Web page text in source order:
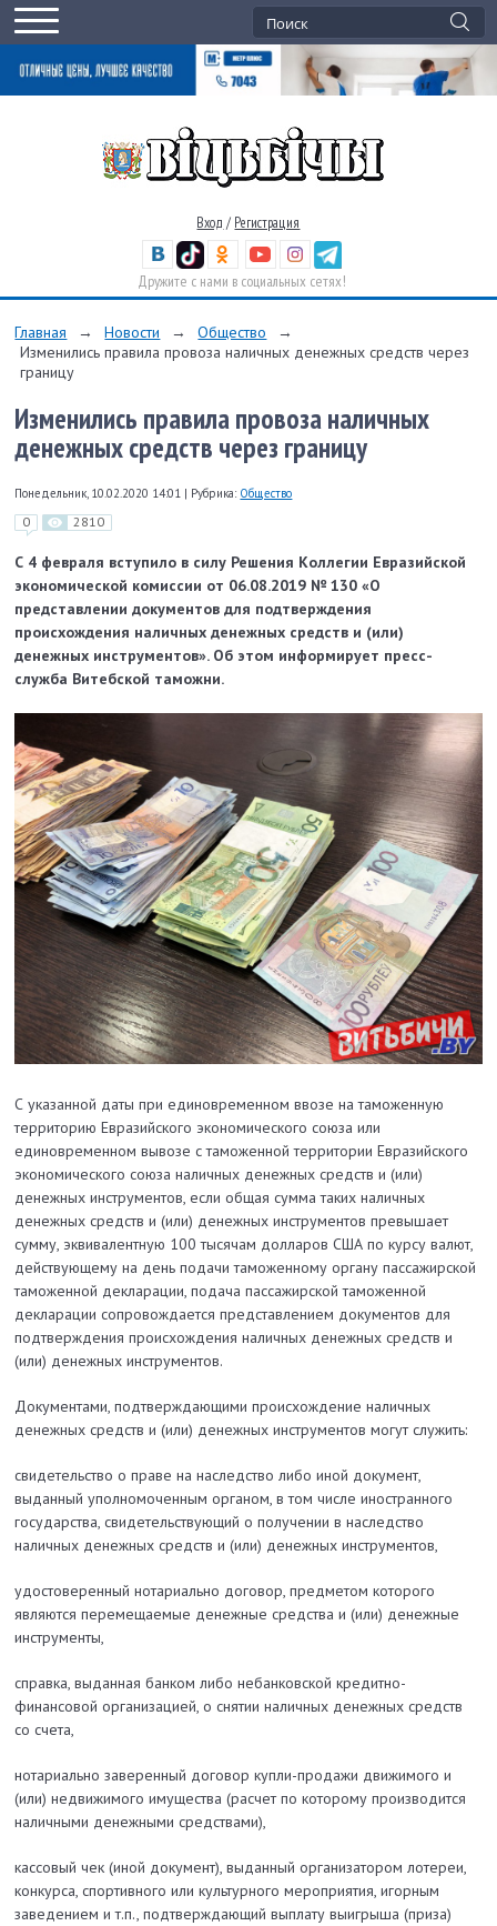
Вход / Регистрация
Дружите с нами в социальных сетях!
Главная → Новости → Общество
→
Изменились правила провоза наличных денежных средств через
границу
Изменились правила провоза наличных
денежных средств через границу
Понедельник, 10.02.2020 14:01 | Рубрика: Общество
0 2810
С 4 февраля вступило в силу Решения Коллегии Евразийской
экономической комиссии от 06.08.2019 № 130 «О
представлении документов для подтверждения
происхождения наличных денежных средств и (или)
денежных инструментов». Об этом информирует пресс-
служба Витебской таможни.
С указанной даты при единовременном ввозе на таможенную
территорию Евразийского экономического союза или
единовременном вывозе с таможенной территории Евразийского
экономического союза наличных денежных средств и (или)
денежных инструментов, если общая сумма таких наличных
денежных средств и (или) денежных инструментов превышает
сумму, эквивалентную 100 тысячам долларов США по курсу валют,
действующему на день подачи таможенному органу пассажирской
таможенной декларации, подача пассажирской таможенной
декларации сопровождается представлением документов для
подтверждения происхождения наличных денежных средств и
(или) денежных инструментов.
Документами, подтверждающими происхождение наличных
денежных средств и (или) денежных инструментов могут служить:
свидетельство о праве на наследство либо иной документ,
выданный уполномоченным органом, в том числе иностранного
государства, свидетельствующий о получении в наследство
наличных денежных средств и (или) денежных инструментов,
удостоверенный нотариально договор, предметом которого
являются перемещаемые денежные средства и (или) денежные
инструменты,
справка, выданная банком либо небанковской кредитно-
финансовой организацией, о снятии наличных денежных средств
со счета,
нотариально заверенный договор купли-продажи движимого и
(или) недвижимого имущества (расчет по которому производится
наличными денежными средствами),
кассовый чек (иной документ), выданный организатором лотереи,
конкурса, спортивного или культурного мероприятия, игорным
заведением и т.п., подтверждающий выплату выигрыша (приза)